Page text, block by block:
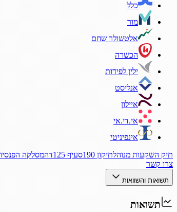
כלל
מור
אלטשולר שחם
הכשרה
ילין לפידות
אנליסט
איילון
אי.די.אי
אינפיניטי
תיק השקעות מנוהלתיקון 190 סעיף 125ד
המסלקה
צרו קשר
תשואות והשוואות
תשואות